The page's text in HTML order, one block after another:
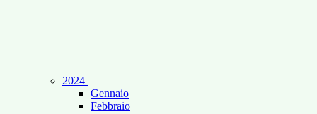
2024
Gennaio
Febbraio